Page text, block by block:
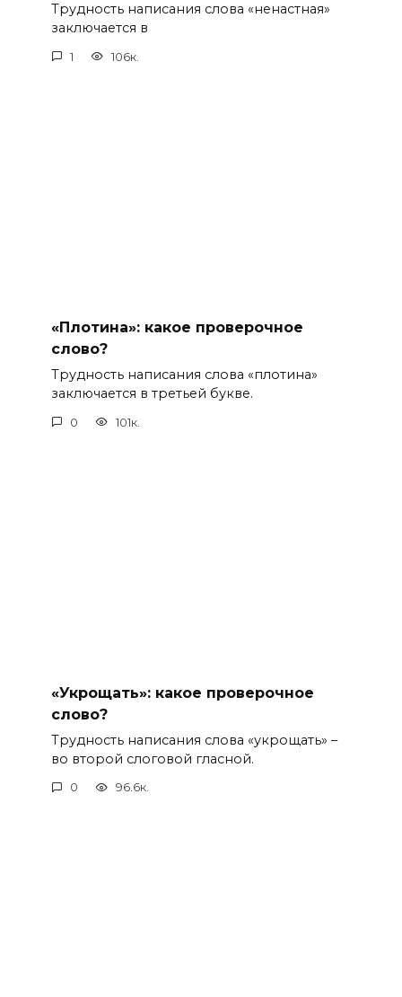
Трудность написания слова «ненастная»
заключается в
1 106к.
«Плотина»: какое проверочное
слово?
Трудность написания слова «плотина»
заключается в третьей букве.
0 101к.
«Укрощать»: какое проверочное
слово?
Трудность написания слова «укрощать» –
во второй слоговой гласной.
0 96.6к.